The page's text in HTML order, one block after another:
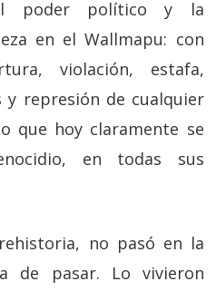
poder político y la
en el Wallmapu: con
violación, estafa,
y represión de cualquier
que hoy claramente se
en todas sus
no pasó en la
de pasar. Lo vivieron